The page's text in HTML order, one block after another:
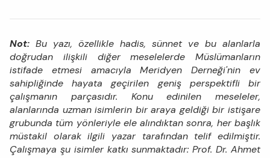
Not: Bu yazı, özellikle hadis, sünnet ve bu alanlarla
doğrudan ilişkili diğer meselelerde Müslümanların
istifade etmesi amacıyla Meridyen Derneği'nin ev
sahipliğinde hayata geçirilen geniş perspektifli bir
çalışmanın parçasıdır. Konu edinilen meseleler,
alanlarında uzman isimlerin bir araya geldiği bir istişare
grubunda tüm yönleriyle ele alındıktan sonra, her başlık
müstakil olarak ilgili yazar tarafından telif edilmiştir.
Çalışmaya şu isimler katkı sunmaktadır: Prof. Dr. Ahmet